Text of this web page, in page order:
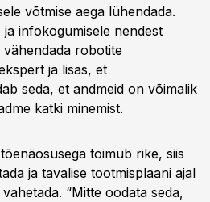
võtmise aega lühendada.
ja infokogumisele nendest
robotite
ja lisas, et
seda, et andmeid on võimalik
katki minemist.
toimub rike, siis
ja tavalise tootmisplaani ajal
“Mitte oodata seda,